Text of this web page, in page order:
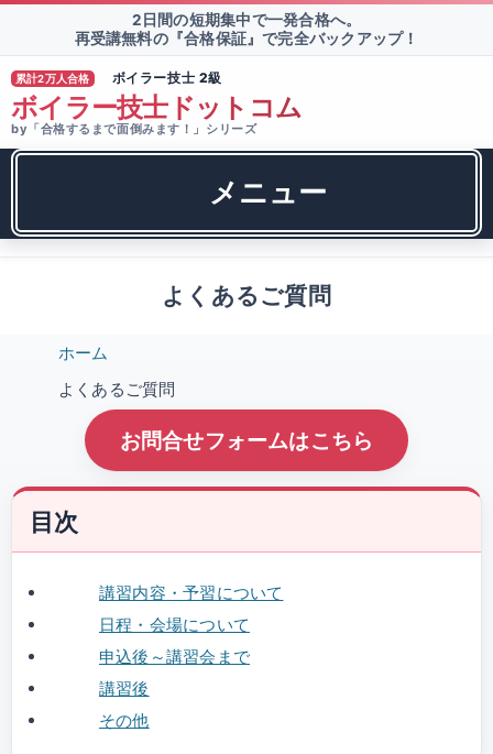
2日間の短期集中で一発合格へ。
再受講無料の『合格保証』で完全バックアップ！
累計2万人合格 ボイラー技士 2級
ボイラー技士ドットコム
by「合格するまで面倒みます！」シリーズ
メニュー
よくあるご質問
ホーム
よくあるご質問
お問合せフォームはこちら
目次
講習内容・予習について
日程・会場について
申込後～講習会まで
講習後
その他